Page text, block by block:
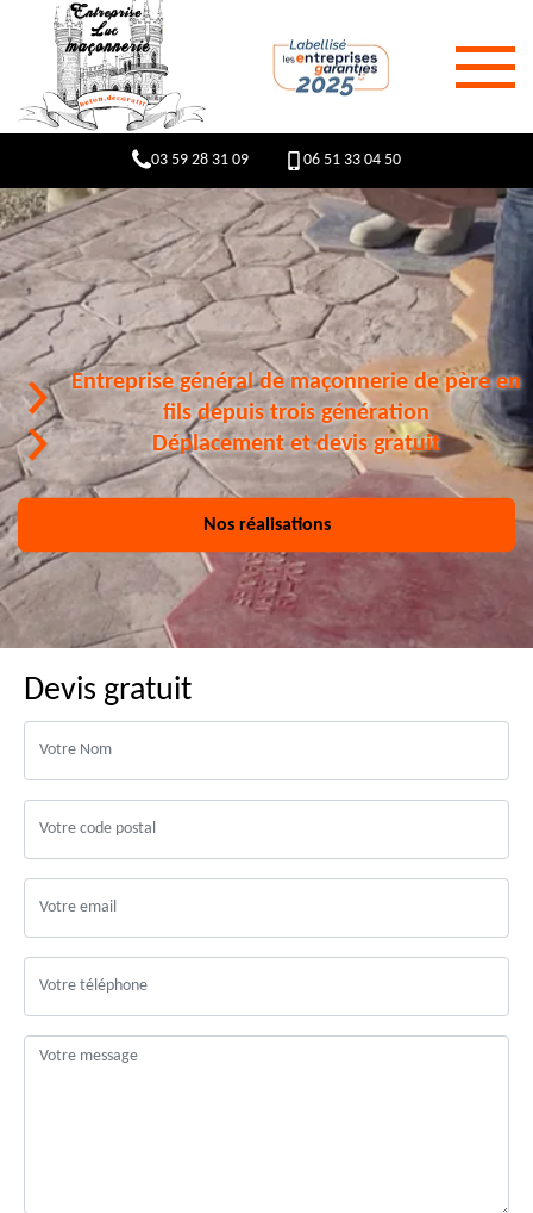
03 59 28 31 09 06 51 33 04 50
Entreprise général de maçonnerie de père en
fils depuis trois génération
Déplacement et devis gratuit
Nos réalisations
Devis gratuit